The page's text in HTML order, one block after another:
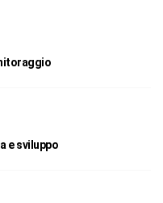
e sviluppo